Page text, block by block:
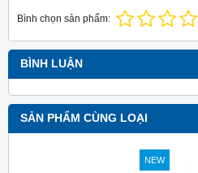
Bình chọn sản phẩm:
BÌNH LUẬN
SẢN PHẨM CÙNG LOẠI
NEW